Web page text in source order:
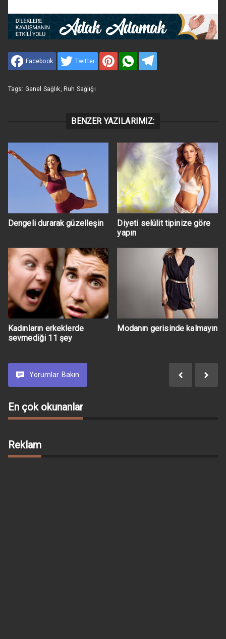
Facebook Twitter
Tags: Genel Sağlık, Ruh Sağlığı
BENZER YAZILARIMIZ:
Dengeli durarak güzelleşin
Diyeti selülit tipinize göre
yapın
Kadınların erkeklerde
sevmediği 11 şey
Modanın gerisinde kalmayın
Yorumlar Bakın
En çok okunanlar
Reklam